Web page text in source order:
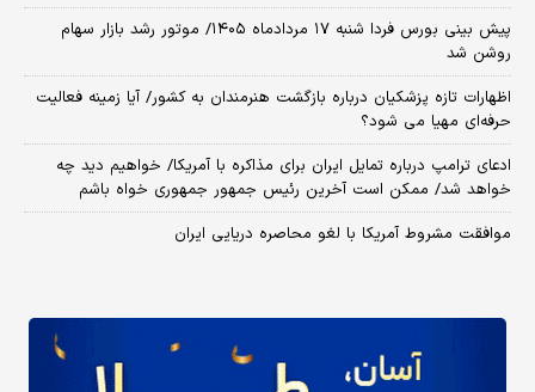
پیش بینی بورس فردا شنبه ۱۷ مردادماه ۱۴۰۵/ موتور رشد بازار سهام
روشن شد
اظهارات تازه پزشکیان درباره بازگشت هنرمندان به کشور/ آیا زمینه فعالیت
حرفه‌ای مهیا می شود؟
ادعای ترامپ درباره تمایل ایران برای مذاکره با آمریکا/ خواهیم دید چه
خواهد شد/ ممکن است آخرین رئیس‌ جمهور جمهوری خواه باشم
موافقت مشروط آمریکا با لغو محاصره دریایی ایران